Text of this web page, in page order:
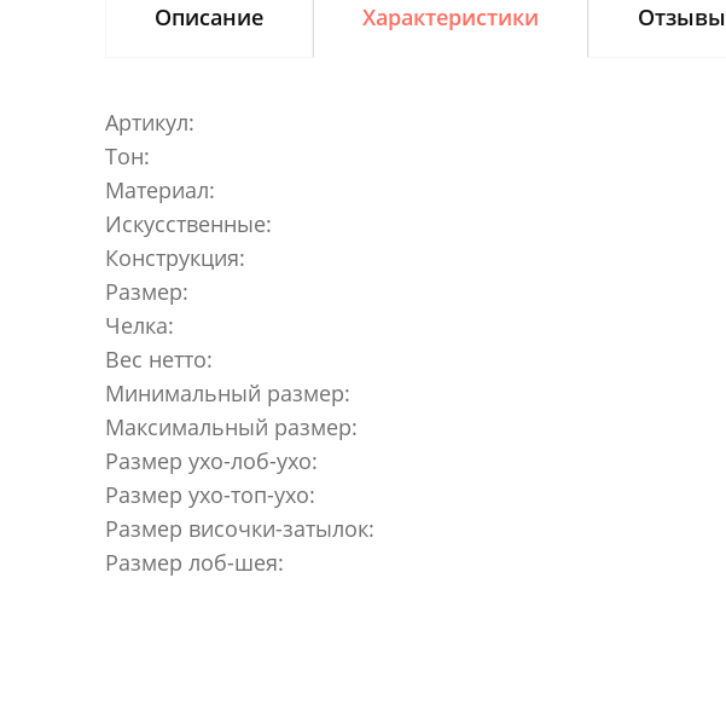
Описание Характеристики Отзывы
Артикул:
Тон:
Материал:
Искусственные:
Конструкция:
Размер:
Челка:
Вес нетто:
Минимальный размер:
Максимальный размер:
Размер ухо-лоб-ухо:
Размер ухо-топ-ухо:
Размер височки-затылок:
Размер лоб-шея: